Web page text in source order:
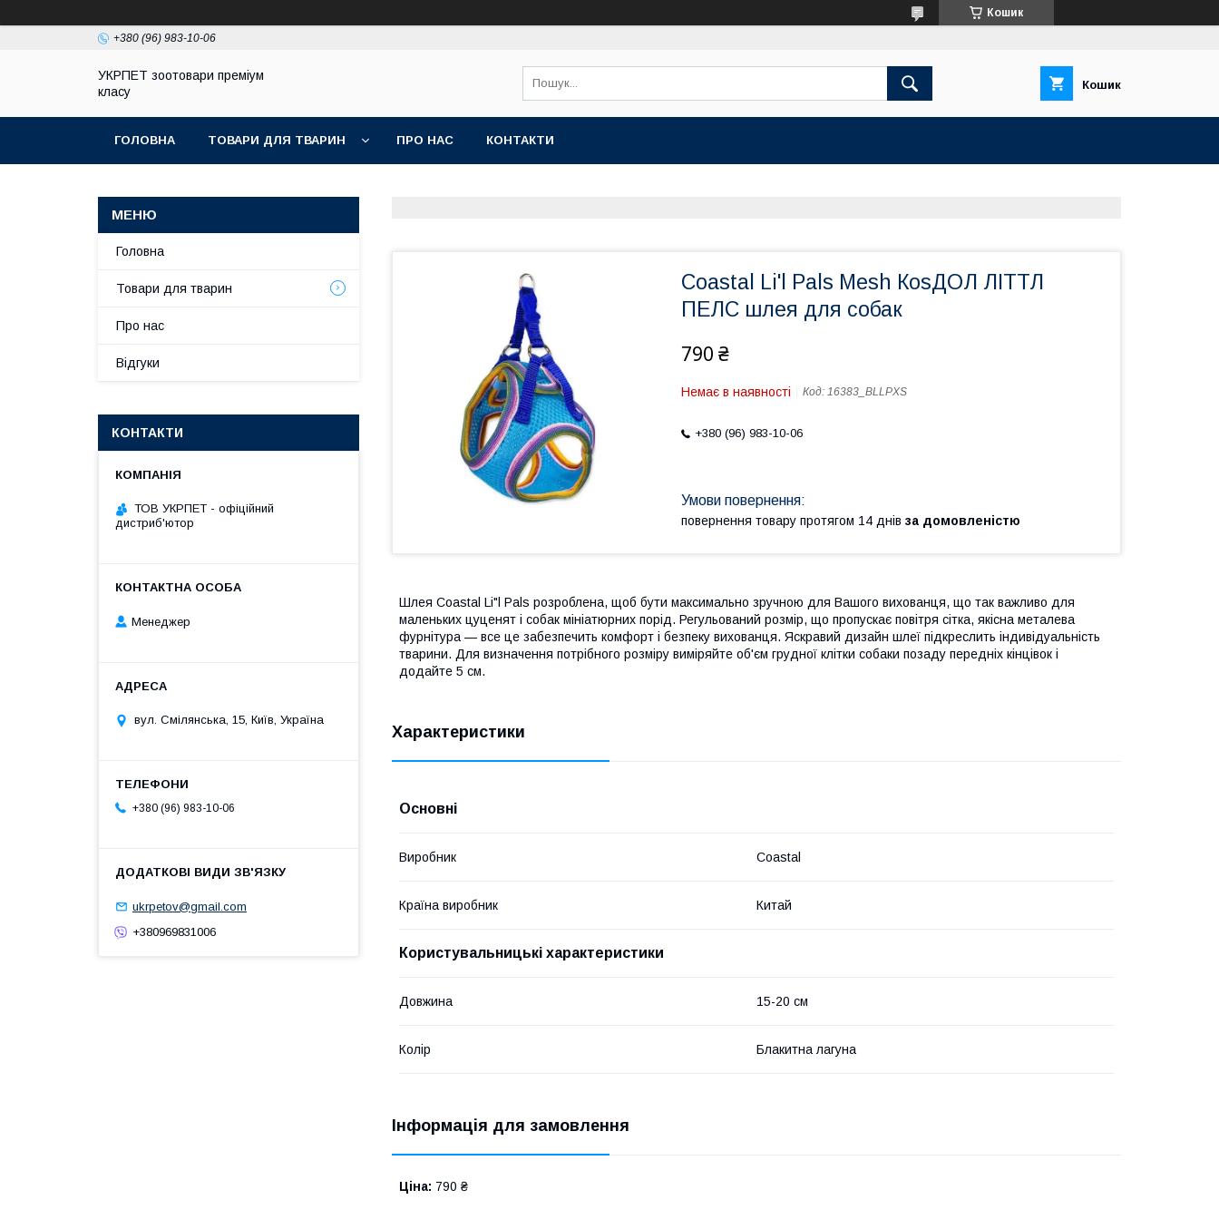
Кошик
+380 (96) 983-10-06
УКРПЕТ зоотовари преміум
класу
Кошик
ГОЛОВНА ТОВАРИ ДЛЯ ТВАРИН ПРО НАС КОНТАКТИ
Coastal Li'l Pals Mesh КosДОЛ ЛІТТЛ
ПЕЛС шлея для собак
790 ₴
Немає в наявності Код: 16383_BLLPXS
+380 (96) 983-10-06
повернення товару протягом 14 днів за домовленістю
Шлея Coastal Li"l Pals розроблена, щоб бути максимально зручною для Вашого вихованця, що так важливо для
маленьких цуценят і собак мініатюрних порід. Регульований розмір, що пропускає повітря сітка, якісна металева
фурнітура — все це забезпечить комфорт і безпеку вихованця. Яскравий дизайн шлеї підкреслить індивідуальність
тварини. Для визначення потрібного розміру виміряйте об'єм грудної клітки собаки позаду передніх кінцівок і
додайте 5 см.
Характеристики
Основні
Виробник Coastal
Країна виробник Китай
Користувальницькі характеристики
Довжина 15-20 см
Колір Блакитна лагуна
Інформація для замовлення
Ціна: 790 ₴
Головна
Товари для тварин
Про нас
Відгуки
КОНТАКТИ
ТОВ УКРПЕТ - офіційний
дистриб'ютор
Менеджер
вул. Смілянська, 15, Київ, Україна
+380 (96) 983-10-06
ukrpetov@gmail.com
+380969831006